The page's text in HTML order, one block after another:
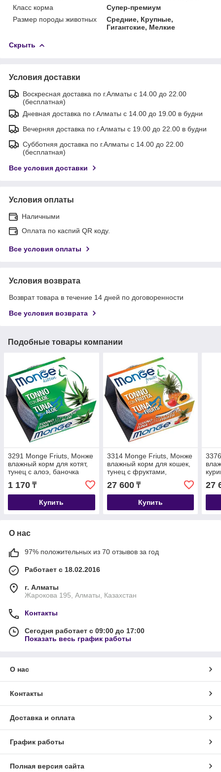
Класс корма
Супер-премиум
Размер породы животных
Средние, Крупные,
Гигантские, Мелкие
Скрыть
Условия доставки
Воскресная доставка по г.Алматы с 14.00 до 22.00
(бесплатная)
Дневная доставка по г.Алматы с 14.00 до 19.00 в будни
Вечерняя доставка по г.Алматы с 19.00 до 22.00 в будни
Субботняя доставка по г.Алматы с 14.00 до 22.00
(бесплатная)
Все условия доставки
Условия оплаты
Наличными
Оплата по каспий QR коду.
Все условия оплаты
Условия возврата
Возврат товара в течение 14 дней по договоренности
Все условия возврата
Подобные товары компании
3291 Monge Friuts, Монже
влажный корм для котят,
тунец с алоэ, баночка
1 170 ₸
Купить
3314 Monge Friuts, Монже
влажный корм для кошек,
тунец с фруктами,
уп.24*80гр.
27 600₸
Купить
27
О нас
97% положительных из 70 отзывов за год
Работает с 18.02.2016
г. Алматы
Жарокова 195, Алматы, Казахстан
Контакты
Сегодня работает с 09:00 до 17:00
Показать весь график работы
О нас
Контакты
Доставка и оплата
График работы
Полная версия сайта